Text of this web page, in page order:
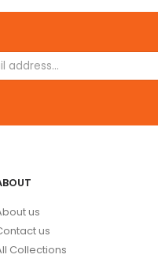
us
us
Collections